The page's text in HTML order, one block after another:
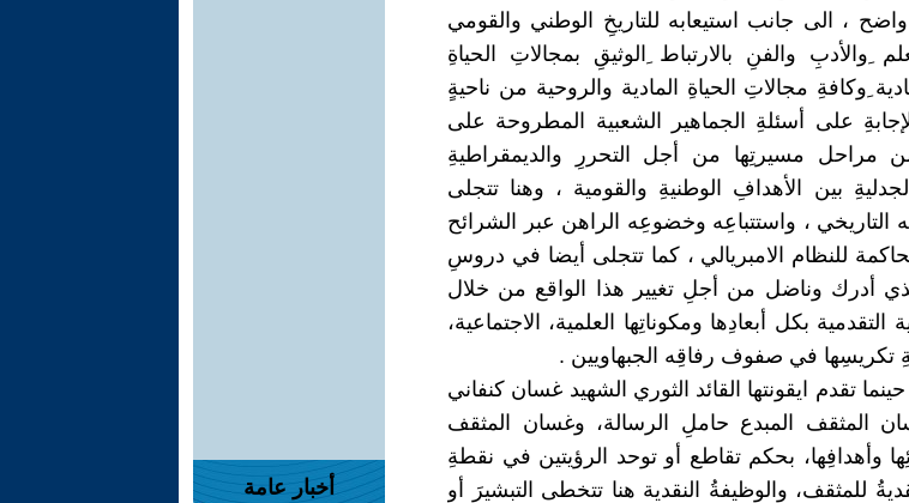
، الى جانب استيعابه للتاريخِ الوطني والقومي
والفنِ بالارتباط ِالوثيقِ بمجالاتِ الحياةِ
ِوكافةِ مجالاتِ الحياةِ المادية والروحية من ناحيةٍ
على أسئلةِ الجماهير الشعبية المطروحة على
مسيرتِها من أجل التحررِ والديمقراطيةِ
بين الأهدافِ الوطنيةِ والقومية ، وهنا تتجلى
التاريخي ، واستتباعِه وخضوعِه الراهن عبر الشرائح
للنظام الامبريالي ، كما تتجلى أيضا في دروسِ
أدرك وناضل من أجلِ تغيير هذا الواقع من خلال
التقدمية بكل أبعادِها ومكوناتِها العلمية، الاجتماعية،
تكريسِها في صفوف رفاقِه الجبهاويين .
تقدم ايقونتها القائد الثوري الشهيد غسان كنفاني
المثقف المبدع حاملِ الرسالة، وغسان المثقف
وأهدافِها، بحكم تقاطع أو توحد الرؤيتين في نقطةِ
للمثقف، والوظيفةُ النقدية هنا تتخطى التبشيرَ أو
أخبار عامة